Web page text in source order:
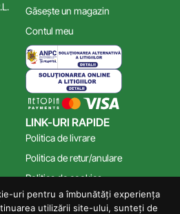
LINK-URI RAPIDE
Politica de livrare
Politica de retur/anulare
Politica de cookies
Poltica de confidențialitate
Găsește un magazin
Contul meu
uri pentru a îmbunătăți experiența
utilizării site-ului, sunteți de